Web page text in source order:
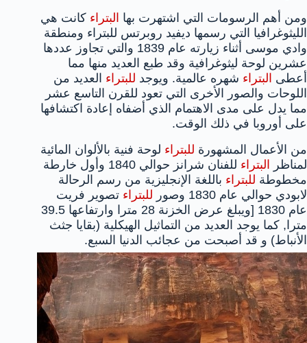
ومن أهم الرسومات التي اشتهرت بها البتراء كانت هي
الليثوغرافيا التي رسمها ديفيد روبرتس للبتراء ومنطقة
وادي موسى أثناء زيارته عام 1839 والتي تجاوز عددها
عشرين لوحة ليثوغرافية وقد طبع العديد منها مما
أعطى البتراء شهره عالمية. ويوجد للبتراء العديد من
اللوحات والصور الأخرى التي تعود للقرن التاسع عشر
مما يدل على مدى الاهتمام الذي أضفاه إعادة اكتشافها
على أوروبا في ذلك الوقت.
من الأعمال المشهورة للبتراء لوحة فنية بالألوان المائية
لمناظر البتراء
للفنان شرانز حوالي 1840 وأول خارطة
مخطوطة للبتراء باللغة الإنجليزية من رسم الرحالة
لابودي حوالي عام 1830 وصور
للبتراء تصوير فريت
عام 1830 [ويبلغ عرض الخزنة 28 مترا وارتفاعها 39.5
مترا, كما يوجد العديد من التماثيل الهيكلية (بقايا جثث
الأنباط) و قد أصبحت من عجائب الدنيا السبع.